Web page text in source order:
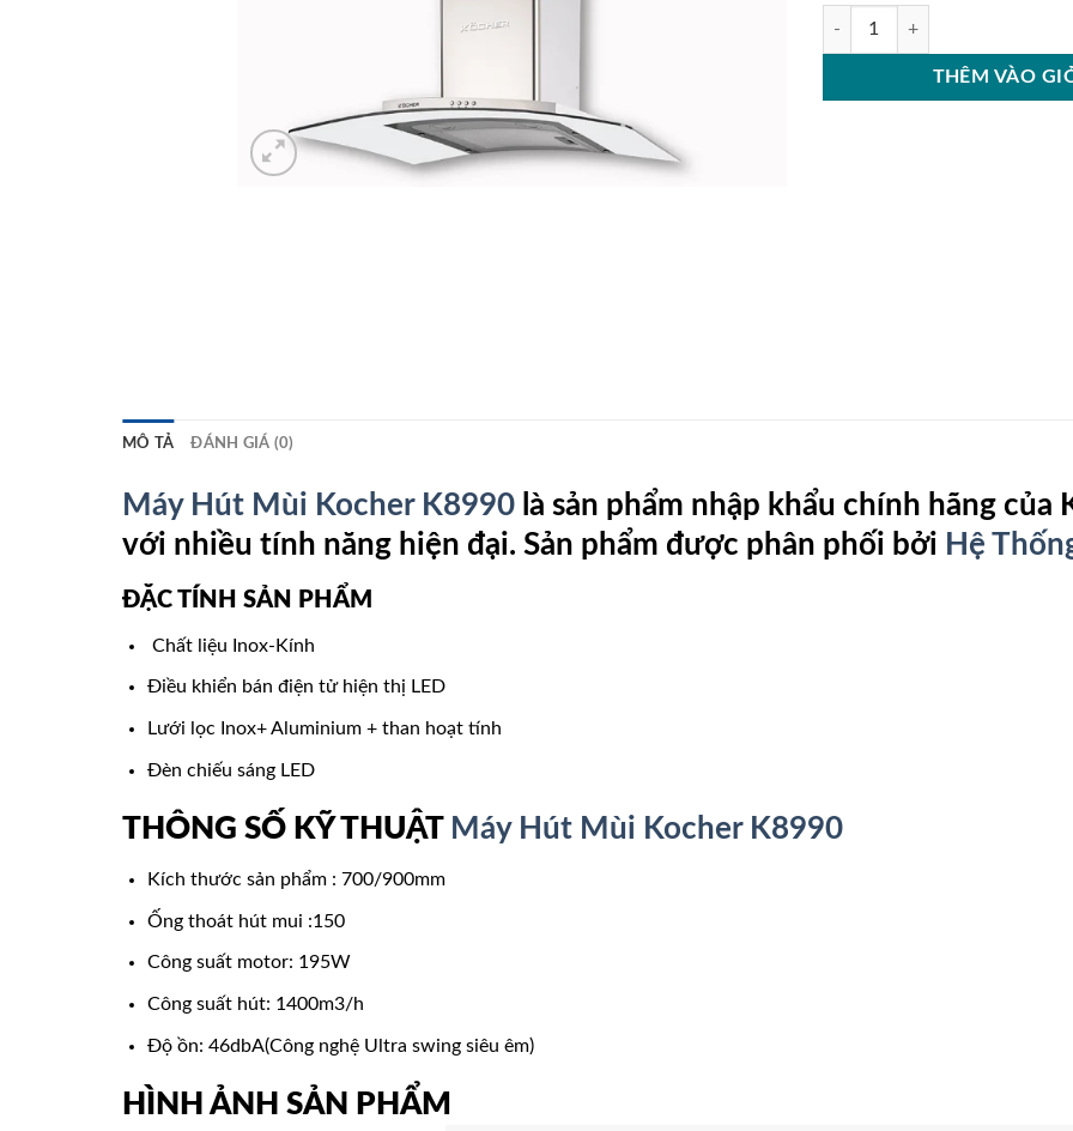
Máy Hút Mùi Kocher K8990 số
THÊM VÀO
MÔ TẢ ĐÁNH GIÁ (0)
Máy Hút Mùi Kocher K8990 là sản phẩm nhập khẩu chính hãng
với nhiều tính năng hiện đại. Sản phẩm được phân phối bởi Hệ
ĐẶC TÍNH SẢN PHẨM
Chất liệu Inox-Kính
Điều khiển bán điện tử hiện thị LED
Lưới lọc Inox+ Aluminium + than hoạt tính
Đèn chiếu sáng LED
THÔNG SỐ KỸ THUẬT Máy Hút Mùi Kocher K8990
Kích thước sản phẩm : 700/900mm
Ống thoát hút mui :150
Công suất motor: 195W
Công suất hút: 1400m3/h
Độ ồn: 46dbA(Công nghệ Ultra swing siêu êm)
HÌNH ẢNH SẢN PHẨM